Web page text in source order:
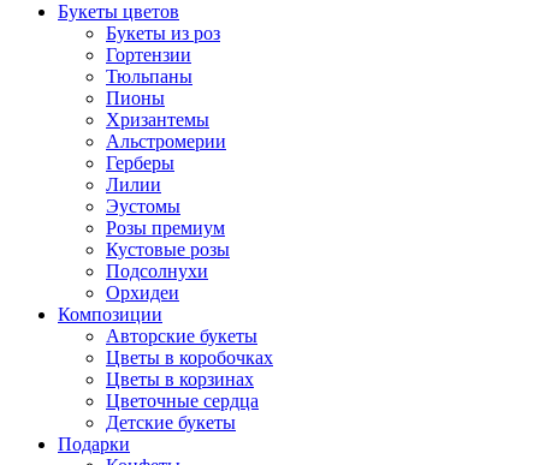
Букеты цветов
Букеты из роз
Гортензии
Тюльпаны
Пионы
Хризантемы
Альстромерии
Герберы
Лилии
Эустомы
Розы премиум
Кустовые розы
Подсолнухи
Орхидеи
Композиции
Авторские букеты
Цветы в коробочках
Цветы в корзинах
Цветочные сердца
Детские букеты
Подарки